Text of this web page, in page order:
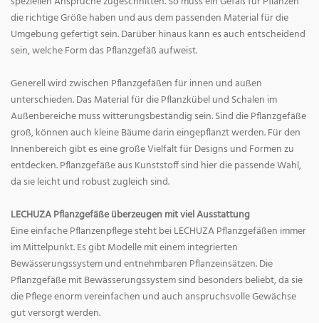
die richtige Größe haben und aus dem passenden Material für die
Umgebung gefertigt sein. Darüber hinaus kann es auch entscheidend
sein, welche Form das Pflanzgefäß aufweist.
Generell wird zwischen Pflanzgefäßen für innen und außen
unterschieden. Das Material für die Pflanzkübel und Schalen im
Außenbereiche muss witterungsbeständig sein. Sind die Pflanzgefäße
groß, können auch kleine Bäume darin eingepflanzt werden. Für den
Innenbereich gibt es eine große Vielfalt für Designs und Formen zu
entdecken. Pflanzgefäße aus Kunststoff sind hier die passende Wahl,
da sie leicht und robust zugleich sind.
LECHUZA Pflanzgefäße überzeugen mit viel Ausstattung
Eine einfache Pflanzenpflege steht bei LECHUZA Pflanzgefäßen immer
im Mittelpunkt. Es gibt Modelle mit einem integrierten
Bewässerungssystem und entnehmbaren Pflanzeinsätzen. Die
Pflanzgefäße mit Bewässerungssystem sind besonders beliebt, da sie
die Pflege enorm vereinfachen und auch anspruchsvolle Gewächse
gut versorgt werden.